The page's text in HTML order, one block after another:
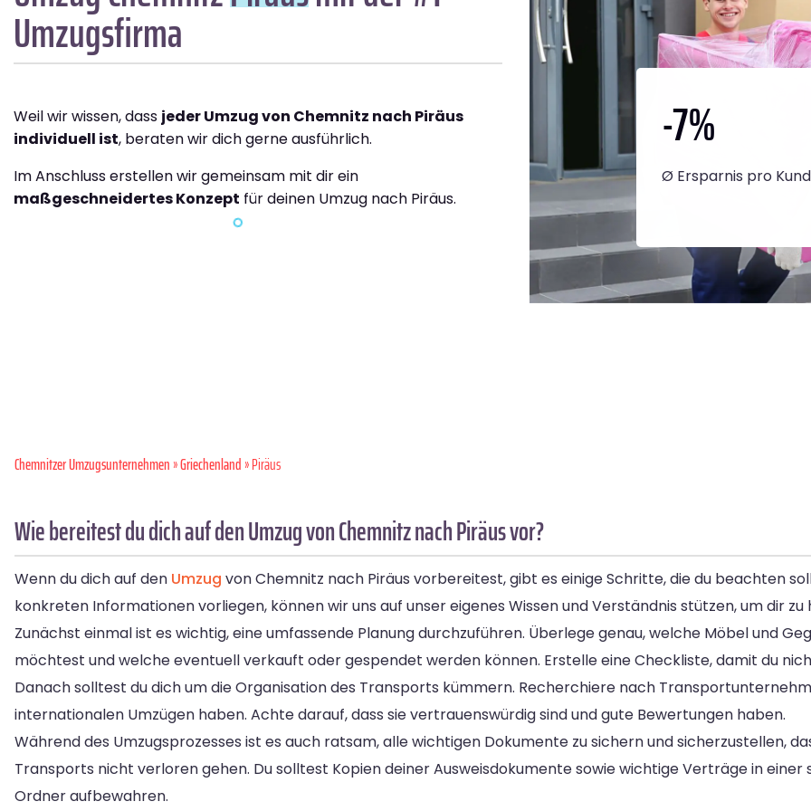
Umzugsfirma
Weil wir wissen, dass jeder Umzug von Chemnitz nach Piräus
individuell ist, beraten wir dich gerne ausführlich.
Im Anschluss erstellen wir gemeinsam mit dir ein
maßgeschneidertes Konzept für deinen Umzug nach Piräus.
-7%
Ø Ersparnis pro
Chemnitzer Umzugsunternehmen»Griechenland» Piräus
Wie bereitest du dich auf den Umzug von Chemnitz nach Piräus vor?
Wenn du dich auf den Umzug von Chemnitz nach Piräus vorbereitest, gibt es einige Schritte, die du beachten
konkreten Informationen vorliegen, können wir uns auf unser eigenes Wissen und Verständnis stützen, um dir zu
Zunächst einmal ist es wichtig, eine umfassende Planung durchzuführen. Überlege genau, welche Möbel und
möchtest und welche eventuell verkauft oder gespendet werden können. Erstelle eine Checkliste, damit du
Danach solltest du dich um die Organisation des Transports kümmern. Recherchiere nach
internationalen Umzügen haben. Achte darauf, dass sie vertrauenswürdig sind und gute Bewertungen haben.
Während des Umzugsprozesses ist es auch ratsam, alle wichtigen Dokumente zu sichern und sicherzustellen,
Transports nicht verloren gehen. Du solltest Kopien deiner Ausweisdokumente sowie wichtige Verträge in
Ordner aufbewahren.